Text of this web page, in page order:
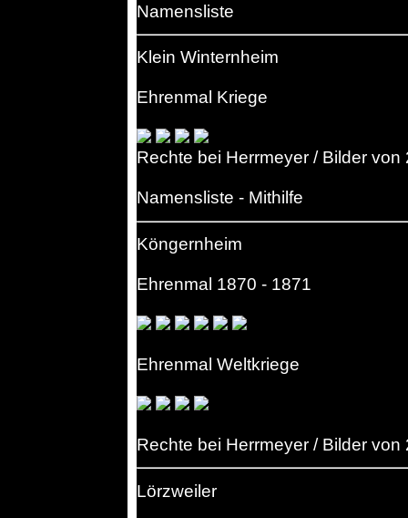
Namensliste
Klein Winternheim
Ehrenmal Kriege
Rechte bei Herrmeyer / Bilder von
Namensliste - Mithilfe
Köngernheim
Ehrenmal 1870 - 1871
Ehrenmal Weltkriege
Rechte bei Herrmeyer / Bilder von
Lörzweiler